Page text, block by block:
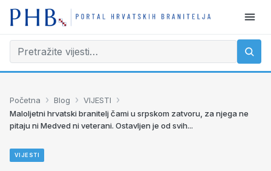
Početna › Blog › VIJESTI ›
Maloljetni hrvatski branitelj čami u srpskom zatvoru, za njega ne
pitaju ni Medved ni veterani. Ostavljen je od svih...
VIJESTI